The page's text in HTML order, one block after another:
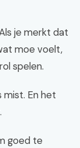
je merkt dat
moe voelt,
spelen.
mist. En het
goed te